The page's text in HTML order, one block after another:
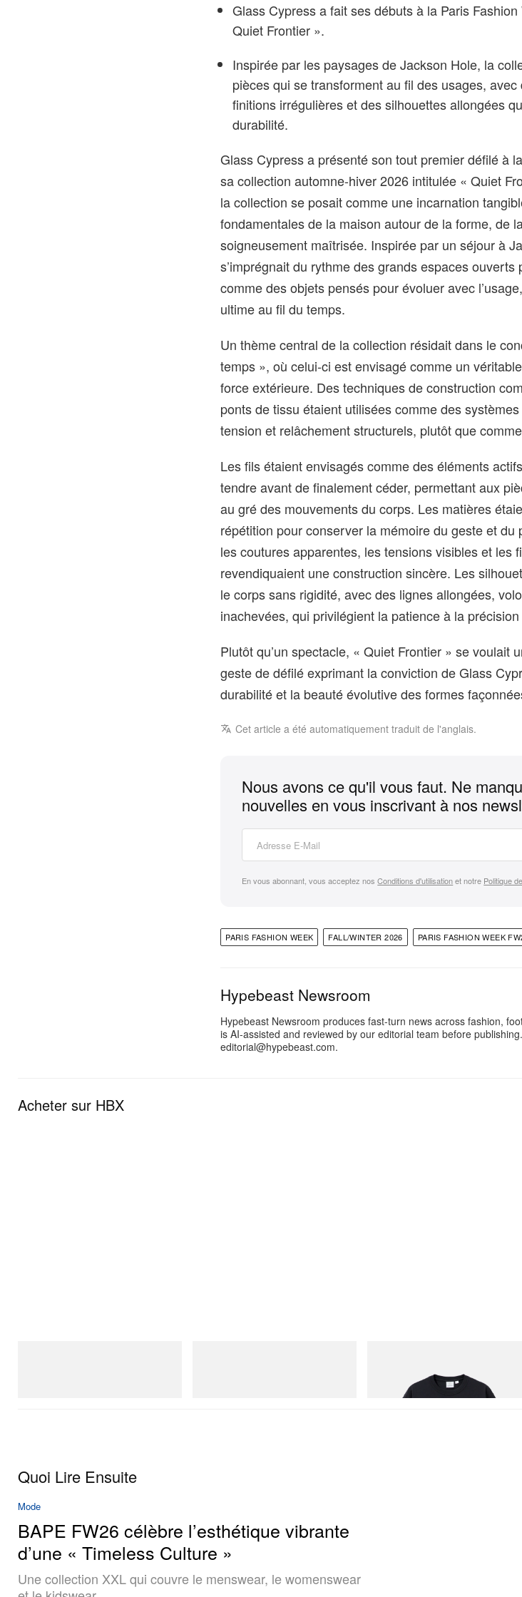
Glass Cypress a fait ses débuts à la Paris
Quiet Frontier ».
Inspirée par les paysages de Jackson Hole, la
pièces qui se transforment au fil des usages,
finitions irrégulières et des silhouettes allongées
durabilité.
Glass Cypress a présenté son tout premier défilé à
sa collection automne-hiver 2026 intitulée « Quiet
la collection se posait comme une incarnation
fondamentales de la maison autour de la forme, de
soigneusement maîtrisée. Inspirée par un séjour à
s’imprégnait du rythme des grands espaces
comme des objets pensés pour évoluer avec
ultime au fil du temps.
Un thème central de la collection résidait dans le
temps », où celui-ci est envisagé comme un
force extérieure. Des techniques de construction
ponts de tissu étaient utilisées comme des
tension et relâchement structurels, plutôt que
Les fils étaient envisagés comme des éléments
tendre avant de finalement céder, permettant aux
au gré des mouvements du corps. Les matières
répétition pour conserver la mémoire du geste et
les coutures apparentes, les tensions visibles et les
revendiquaient une construction sincère. Les
le corps sans rigidité, avec des lignes allongées,
inachevées, qui privilégient la patience à la
Plutôt qu’un spectacle, « Quiet Frontier » se
geste de défilé exprimant la conviction de Glass
durabilité et la beauté évolutive des formes
Cet article a été automatiquement traduit de l'anglais.
Nous avons ce qu'il vous faut. Ne
nouvelles en vous inscrivant à nos
En vous abonnant, vous acceptez nosConditions d'utilisationet notre Politique
PARIS FASHION WEEK FALL/WINTER 2026 PARIS FASHION WEEK
Hypebeast Newsroom
Hypebeast Newsroom produces fast-turn news across fashion,
is AI-assisted and reviewed by our editorial team before
editorial@hypebeast.com.
Acheter sur HBX
Acheter maintenant
Quoi Lire Ensuite
Mode
BAPE FW26 célèbre l’esthétique vibrante
d’une « Timeless Culture »
Une collection XXL qui couvre le menswear, le womenswear